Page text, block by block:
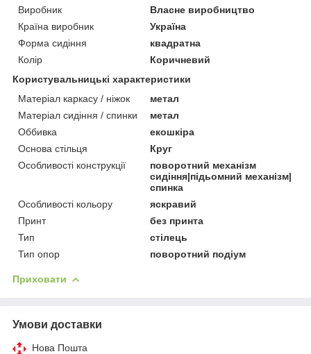
Виробник
Власне виробництво
Країна виробник
Україна
Форма сидіння
квадратна
Колір
Коричневий
Користувальницькі характеристики
Матеріал каркасу / ніжок
метал
Матеріал сидіння / спинки
метал
Оббивка
екошкіра
Основа стільця
Круг
Особливості конструкції
поворотний механізм
сидіння|підьомний механізм|
спинка
Особливості кольору
яскравий
Принт
без принта
Тип
стілець
Тип опор
поворотний подіум
Приховати
Умови доставки
Нова Пошта